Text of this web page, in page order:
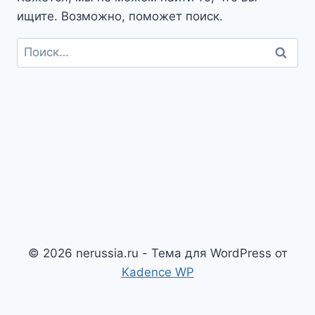
ищите. Возможно, поможет поиск.
Найти:
© 2026 nerussia.ru - Тема для WordPress от
Kadence WP